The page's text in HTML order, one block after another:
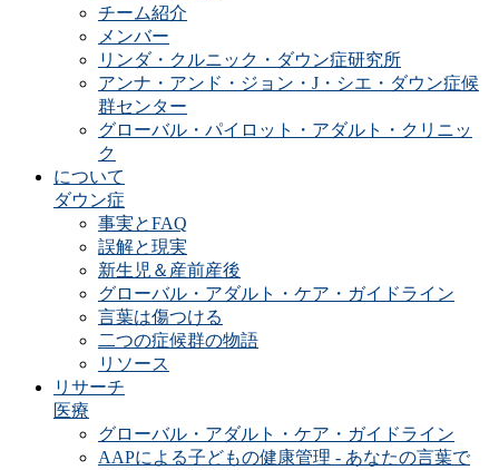
チーム紹介
メンバー
リンダ・クルニック・ダウン症研究所
アンナ・アンド・ジョン・J・シエ・ダウン症候
群センター
グローバル・パイロット・アダルト・クリニッ
ク
について
ダウン症
事実とFAQ
誤解と現実
新生児＆産前産後
グローバル・アダルト・ケア・ガイドライン
言葉は傷つける
二つの症候群の物語
リソース
リサーチ
医療
グローバル・アダルト・ケア・ガイドライン
AAPによる子どもの健康管理 - あなたの言葉で